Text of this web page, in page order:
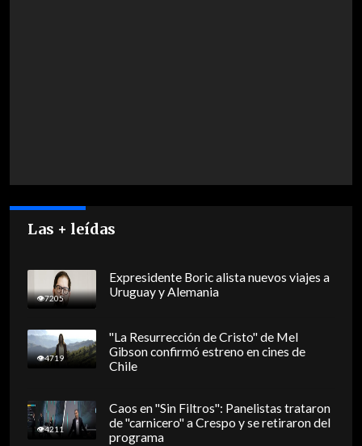
Las + leídas
7205
Expresidente Boric alista nuevos viajes a
Uruguay y Alemania
4719
"La Resurrección de Cristo" de Mel
Gibson confirmó estreno en cines de
Chile
4211
Caos en "Sin Filtros": Panelistas trataron
de "carnicero" a Crespo y se retiraron del
programa